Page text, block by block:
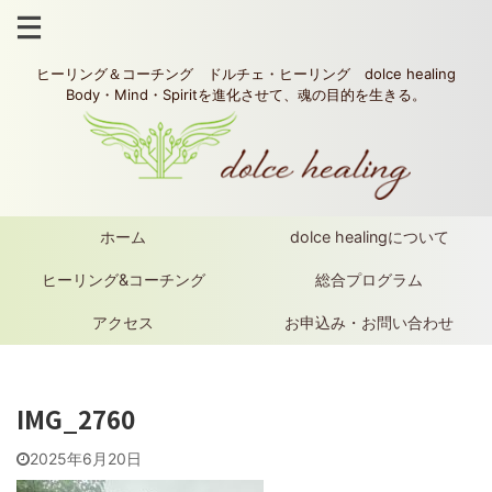
ヒーリング＆コーチング ドルチェ・ヒーリング dolce healing
Body・Mind・Spiritを進化させて、魂の目的を生きる。
ホーム dolce healingについて
ヒーリング&コーチング 総合プログラム
アクセス お申込み・お問い合わせ
IMG_2760
2025年6月20日